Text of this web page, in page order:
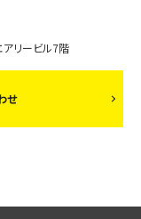
リービル7階
せ